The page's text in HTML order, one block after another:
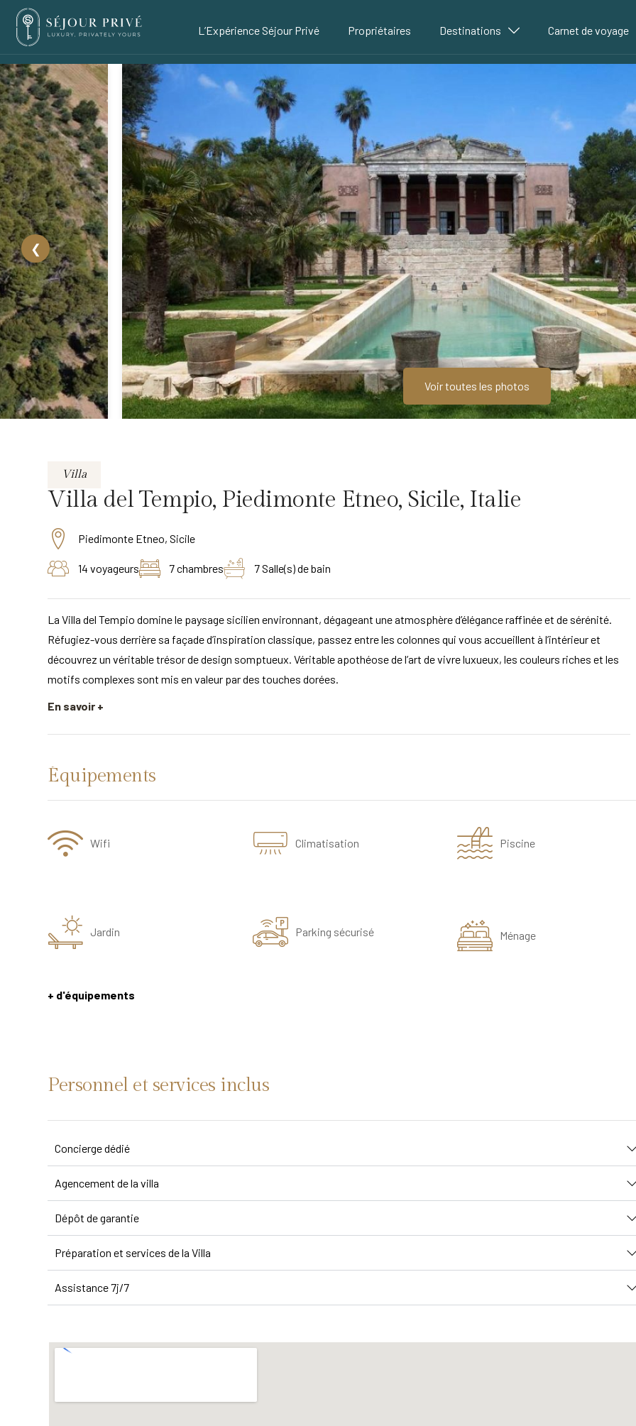
L’Expérience Séjour Privé Propriétaires Destinations Carnet de voyage
❮
Voir toutes les photos
Villa
Villa del Tempio, Piedimonte Etneo, Sicile, Italie
Piedimonte Etneo, Sicile
14 voyageurs 7 chambres 7 Salle(s) de bain
La Villa del Tempio domine le paysage sicilien environnant, dégageant une atmosphère d’élégance raffinée et de sérénité.
Réfugiez-vous derrière sa façade d’inspiration classique, passez entre les colonnes qui vous accueillent à l’intérieur et
découvrez un véritable trésor de design somptueux. Véritable apothéose de l’art de vivre luxueux, les couleurs riches et les
motifs complexes sont mis en valeur par des touches dorées.
En savoir +
Équipements
Wifi Climatisation Piscine
Jardin Parking sécurisé Ménage
+ d'équipements
Personnel et services inclus
Concierge dédié
Agencement de la villa
Dépôt de garantie
Préparation et services de la Villa
Assistance 7j/7